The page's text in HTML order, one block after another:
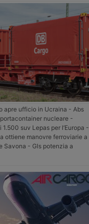
apre ufficio in Ucraina - Abs
nucleare -
1.500 suv Lepas per l’Europa -
ottiene manovre ferroviarie a
Savona - Gls potenzia a